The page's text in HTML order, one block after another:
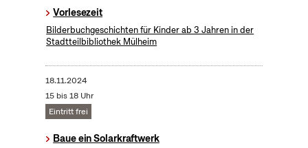
Vorlesezeit
Bilderbuchgeschichten für Kinder ab 3 Jahren in der
Stadtteilbibliothek Mülheim
18.11.2024
15 bis 18 Uhr
Eintritt frei
Baue ein Solarkraftwerk